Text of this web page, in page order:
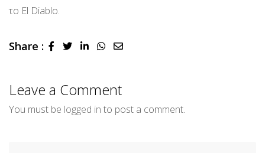
το El Diablo.
Share : LinkedInWhatsapp
Share
Leave a Comment
You must be logged in to post a comment.